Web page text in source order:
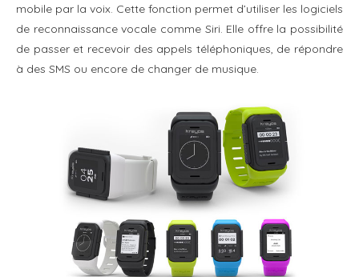
mobile par la voix. Cette fonction permet d’utiliser les logiciels
de reconnaissance vocale comme Siri. Elle offre la possibilité
de passer et recevoir des appels téléphoniques, de répondre
à des SMS ou encore de changer de musique.